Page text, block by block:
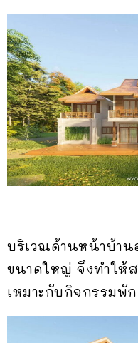
บริเวณด้านหน้าบ้า
ขนาดใหญ่ จึงทำให้
เหมาะกับกิจกรรมพั